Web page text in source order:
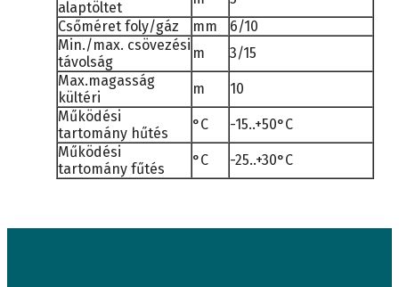
alaptöltet
Csőméret foly/gáz
mm
6/10
Min./max. csövezési
távolság
m
3/15
Max.magasság
kültéri
m
10
Működési
tartomány hűtés
°C
-15..+50°C
Működési
tartomány fűtés
°C -25..+30°C